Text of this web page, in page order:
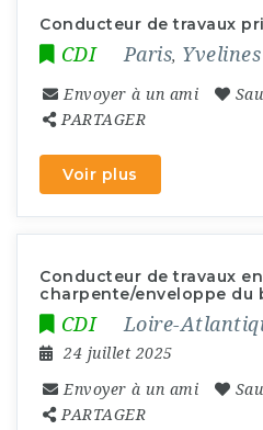
Conducteur de travaux
CDI Paris, Yvelines
Envoyer à un ami
PARTAGER
Voir plus
Conducteur de travaux en
charpente/enveloppe du
CDI Loire-
24 juillet 2025
Envoyer à un ami
PARTAGER